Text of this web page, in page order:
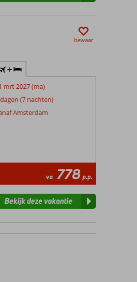
bewaar
+
mrt 2027 (ma)
(7 nachten)
Amsterdam
va 778 p.p.
Bekijk deze vakantie